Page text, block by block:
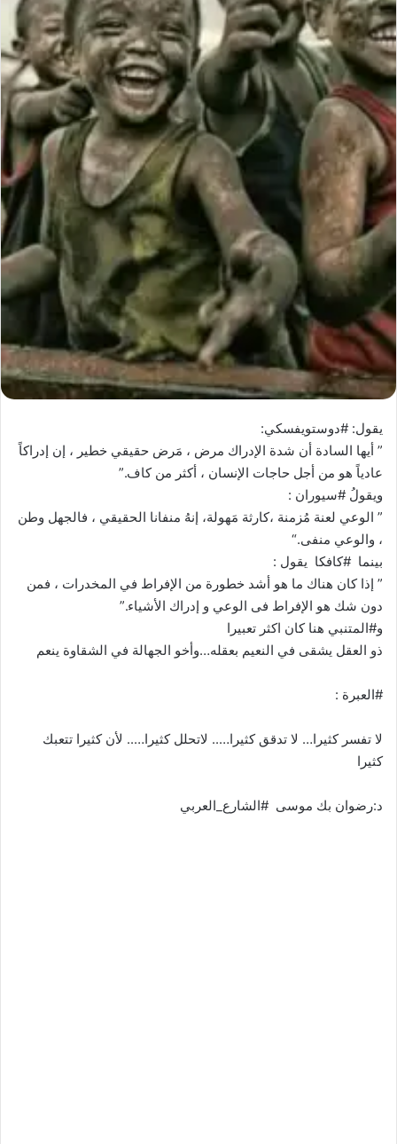
يقول: #دوستويفسكي:
” أيها السادة أن شدة الإدراك مرض ، مَرض حقيقي خطير ، إن إدراكاً
عادياً هو من أجل حاجات الإنسان ، أكثر من كاف.”
ويقولُ #سيوران :
” الوعي لعنة مُزمنة ،كارثة مَهولة، إنهُ منفانا الحقيقي ، فالجهل وطن
، والوعي منفى.“
بينما #كافكا يقول :
” إذا كان هناك ما هو أشد خطورة من اﻹفراط في المخدرات ، فمن
دون شك هو اﻹفراط فى الوعي و إدراك اﻷشياء.”
و#المتنبي هنا كان اكثر تعبيرا
ذو العقل يشقى في النعيم بعقله…وأخو الجهالة في الشقاوة ينعم
#العبرة :
لا تفسر كثيرا… لا تدقق كثيرا….. لاتحلل كثيرا….. لأن كثيرا تتعبك
كثيرا
د:رضوان بك موسى #الشارع_العربي